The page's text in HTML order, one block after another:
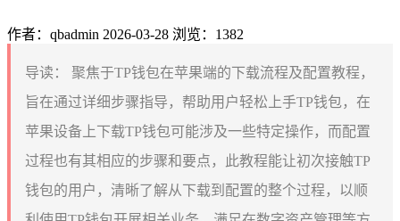
作者：qbadmin 2026-03-28 浏览：1382
导读：
聚焦于TP钱包在苹果端的下载流程及配置教程，
旨在通过详细步骤指导，帮助用户轻松上手TP钱包，在
苹果设备上下载TP钱包可能涉及一些特定操作，而配置
过程也有其相应的步骤和要点，此教程能让初次接触TP
钱包的用户，清晰了解从下载到配置的整个过程，以顺